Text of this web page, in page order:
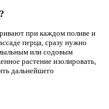
при каждом поливе и
перца, сразу нужно
или содовым
растение изолировать,
дальнейшего